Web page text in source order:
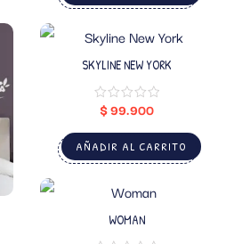
SKYLINE NEW YORK
$99.900
AÑADIR AL CARRITO
WOMAN